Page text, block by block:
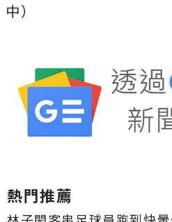
中）
熱門推薦